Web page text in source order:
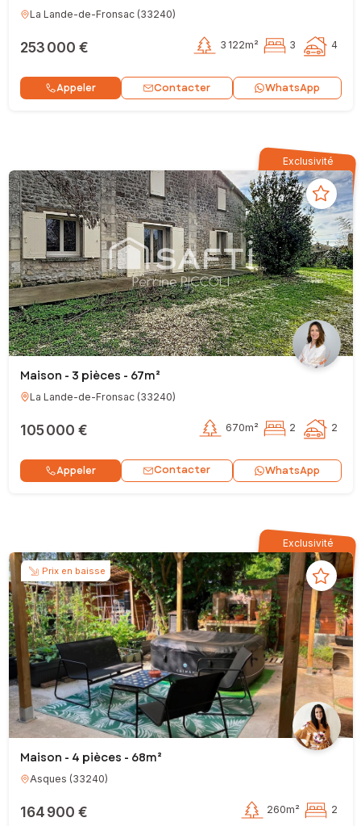
La Lande-de-Fronsac(33240)
253 000 € 3 122m² 3 4
Appeler Contacter WhatsApp
Exclusivité
Maison - 3 pièces - 67m²
La Lande-de-Fronsac(33240)
105 000 € 670m² 2 2
Appeler Contacter WhatsApp
Exclusivité
Prix en baisse
Maison - 4 pièces - 68m²
Asques (33240)
164 900 € 260m² 2